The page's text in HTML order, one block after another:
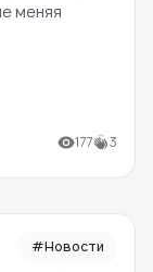
меняя
177 3
#Новости